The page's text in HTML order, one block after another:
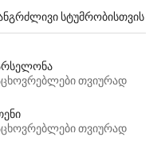
სტუმრობისთვის
თვიურად
თვიურად